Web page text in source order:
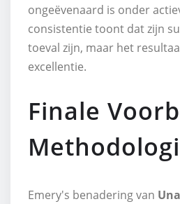
ongeëvenaard is onder
consistentie toont dat zijn
toeval zijn, maar het
excellentie.
Finale
Emery's benadering van